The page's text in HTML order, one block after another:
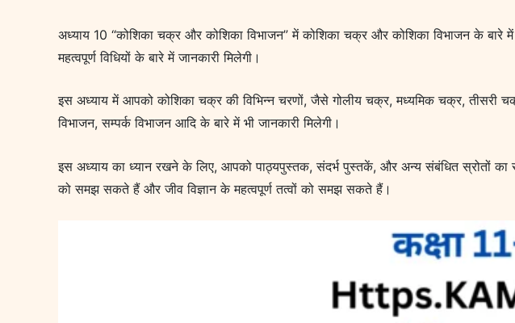
अध्याय 10 “कोशिका चक्र और कोशिका विभाजन” में कोशिका चक्र और कोशिका विभाजन के
महत्वपूर्ण विधियों के बारे में जानकारी मिलेगी।
इस अध्याय में आपको कोशिका चक्र की विभिन्न चरणों, जैसे गोलीय चक्र, मध्यमिक चक्र, तीसरी
विभाजन, सम्पर्क विभाजन आदि के बारे में भी जानकारी मिलेगी।
इस अध्याय का ध्यान रखने के लिए, आपको पाठ्यपुस्तक, संदर्भ पुस्तकें, और अन्य संबंधित स्रोतों का
को समझ सकते हैं और जीव विज्ञान के महत्वपूर्ण तत्वों को समझ सकते हैं।